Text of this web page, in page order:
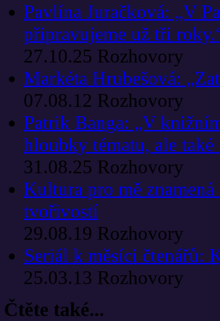
Pavlína Juračková: „V
připravujeme už tři
27.10.25 Rozhovory
Markéta Hrubešová:
07.08.12 Rozhovory
Patrik Banga: „V
hloubky tématu, ale
31.08.25 Rozhovory
Kultura pro mě
tvořivostí
29.08.19 Rozhovory
Seriál k měsíci čtenářů:
25.03.13 Rozhovory
Čtěte také...